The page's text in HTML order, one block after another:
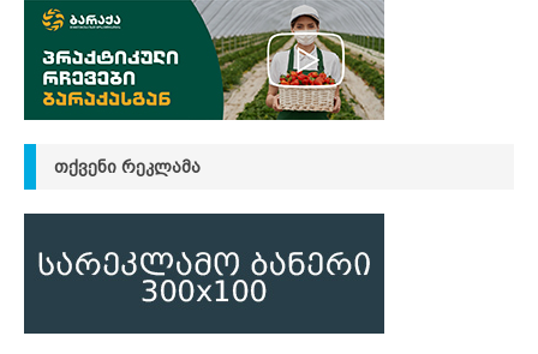
ᲗᲥᲕᲔᲜᲘ ᲠᲔᲙᲚᲐᲛᲐ